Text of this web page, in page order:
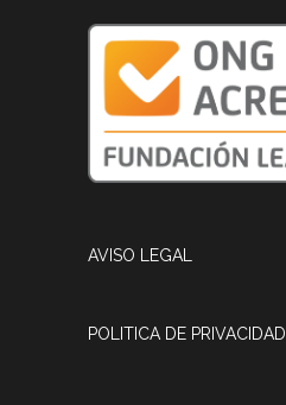
AVISO LEGAL
POLITICA DE PRIVACIDAD